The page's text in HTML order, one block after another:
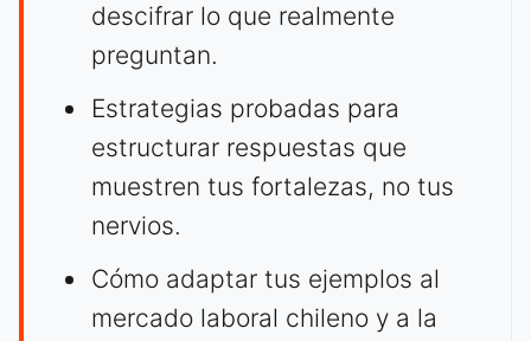
descifrar lo que realmente
preguntan.
Estrategias probadas para
estructurar respuestas que
muestren tus fortalezas, no tus
nervios.
Cómo adaptar tus ejemplos al
mercado laboral chileno y a la